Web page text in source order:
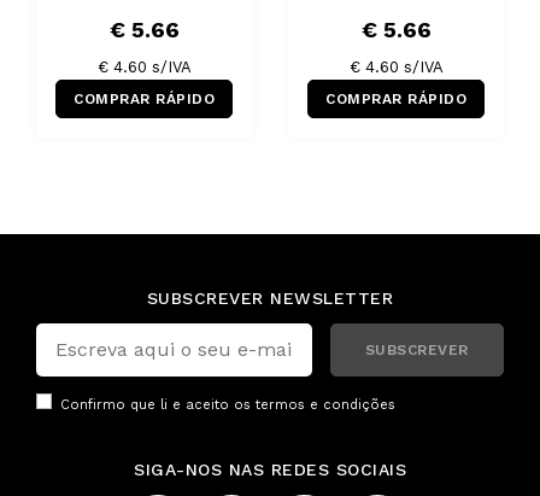
€ 5.66
€ 4.60 s/IVA
COMPRAR RÁPIDO
€ 5.66
€ 4.60 s/IVA
COMPRAR RÁPIDO
SUBSCREVER NEWSLETTER
SUBSCREVER
Confirmo que li e aceito os termos e condições
SIGA-NOS NAS REDES SOCIAIS